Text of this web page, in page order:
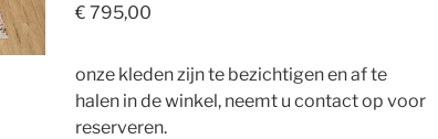
€ 795,00
onze kleden zijn te bezichtigen en af te
halen in de winkel, neemt u contact op voor
reserveren.